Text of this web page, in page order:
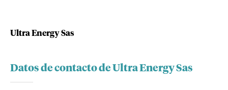
Ultra Energy Sas
Datos de contacto de Ultra Energy Sas